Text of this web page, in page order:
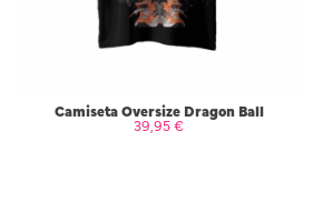
Camiseta Oversize Dragon Ball
39,95€